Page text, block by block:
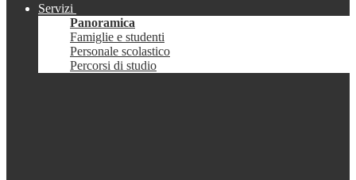
Servizi
Panoramica
Famiglie e studenti
Personale scolastico
Percorsi di studio